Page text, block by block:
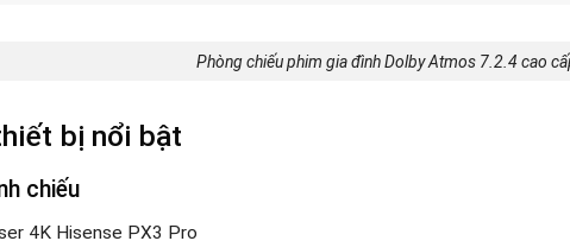
Phòng chiếu phim gia đình Dolby Atmos 7.2.4 cao
bị nổi bật
chiếu
4K Hisense PX3 Pro